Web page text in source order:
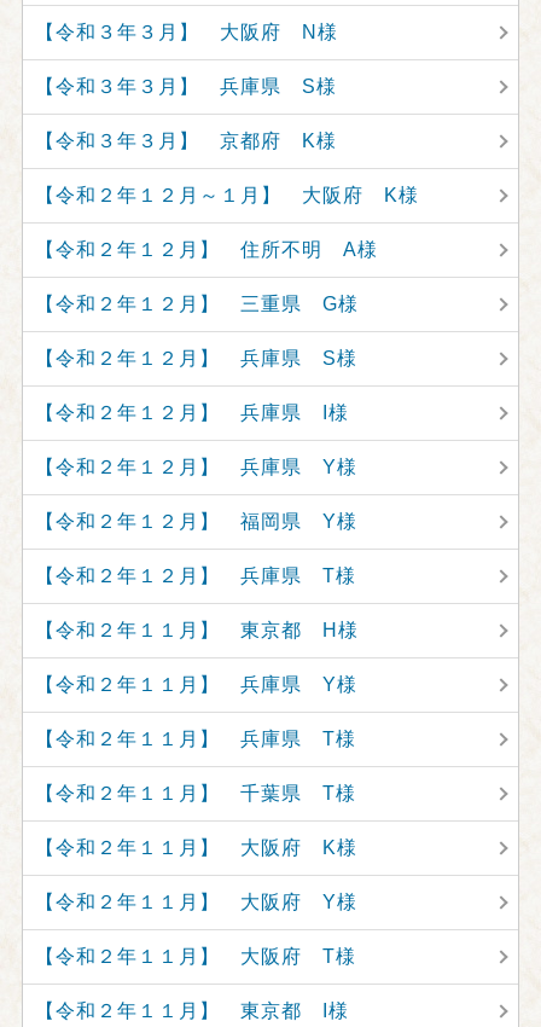
【令和３年３月】 大阪府 N様
【令和３年３月】 兵庫県 S様
【令和３年３月】 京都府 K様
【令和２年１２月～１月】 大阪府 K様
【令和２年１２月】 住所不明 A様
【令和２年１２月】 三重県 G様
【令和２年１２月】 兵庫県 S様
【令和２年１２月】 兵庫県 I様
【令和２年１２月】 兵庫県 Y様
【令和２年１２月】 福岡県 Y様
【令和２年１２月】 兵庫県 T様
【令和２年１１月】 東京都 H様
【令和２年１１月】 兵庫県 Y様
【令和２年１１月】 兵庫県 T様
【令和２年１１月】 千葉県 T様
【令和２年１１月】 大阪府 K様
【令和２年１１月】 大阪府 Y様
【令和２年１１月】 大阪府 T様
【令和２年１１月】 東京都 I様